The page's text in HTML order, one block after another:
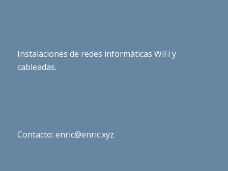
Instalaciones de redes informáticas WiFi y
cableadas.
Contacto: enric@enric.xyz